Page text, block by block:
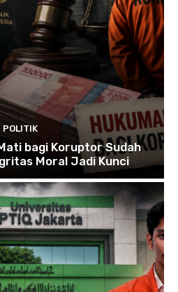
POLITIK
bagi Koruptor Sudah
Moral Jadi Kunci